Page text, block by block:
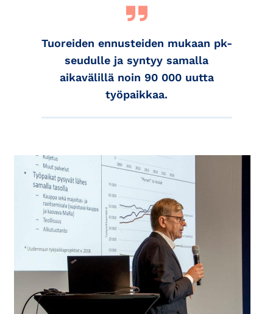
Tuoreiden ennusteiden mukaan pk-
seudulle ja syntyy samalla
aikavälillä noin 90 000 uutta
työpaikkaa.